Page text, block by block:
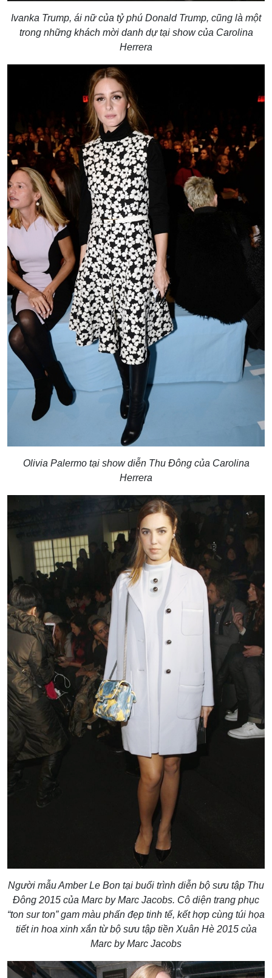
Ivanka Trump, ái nữ của tỷ phú Donald Trump, cũng là một
trong những khách mời danh dự tại show của Carolina
Herrera
Olivia Palermo tại show diễn Thu Đông của Carolina
Herrera
Người mẫu Amber Le Bon tại buổi trình diễn bộ sưu tập Thu
Đông 2015 của Marc by Marc Jacobs. Cô diện trang phục
“ton sur ton” gam màu phấn đẹp tinh tế, kết hợp cùng túi họa
tiết in hoa xinh xắn từ bộ sưu tập tiền Xuân Hè 2015 của
Marc by Marc Jacobs